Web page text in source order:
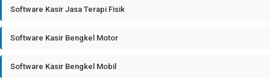
Software Kasir Jasa Terapi Fisik
Software Kasir Bengkel Motor
Software Kasir Bengkel Mobil